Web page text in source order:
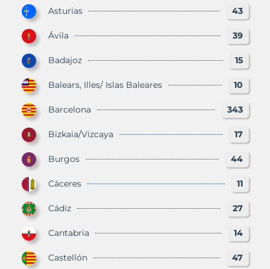
Asturias 43
Ávila 39
Badajoz 15
Balears, Illes/ Islas Baleares 10
Barcelona 343
Bizkaia/Vizcaya 17
Burgos 44
Cáceres 11
Cádiz 27
Cantabria 14
Castellón 47